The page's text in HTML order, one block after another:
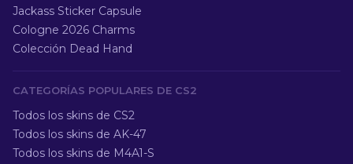
Jackass Sticker Capsule
Cologne 2026 Charms
Colección Dead Hand
CATEGORÍAS POPULARES DE CS2
Todos los skins de CS2
Todos los skins de AK-47
Todos los skins de M4A1-S